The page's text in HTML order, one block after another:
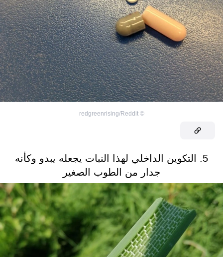
©
redgreenrising/Reddit
5. التكوين الداخلي لهذا النبات يجعله يبدو وكأنه
جدار من الطوب الصغير